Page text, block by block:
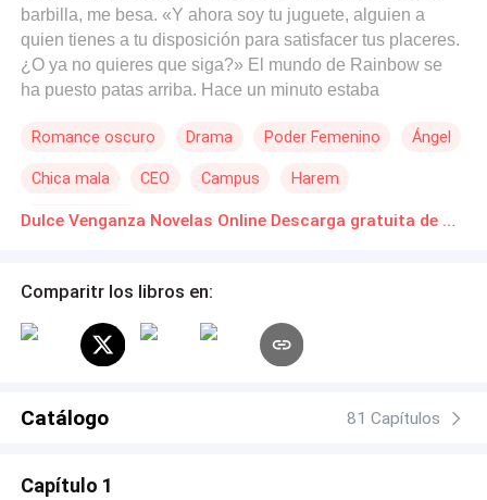
barbilla, me besa. «Y ahora soy tu juguete, alguien a
quien tienes a tu disposición para satisfacer tus placeres.
¿O ya no quieres que siga?» El mundo de Rainbow se
ha puesto patas arriba. Hace un minuto estaba
Jordan —el amigo de su ex prometido— hundida en la
el padre de su ex prometido. Todo empezó hace un mes,
cuando Rainbow descubrió que su prometido la estaba
antes de tiempo. Sus amigas le sugirieron que hiciera
y eso fue exactamente lo que hizo. Pero ahora se
encuentra atrapada entre tres hombres: Jordan, que le
imposible de ignorar; y el propio Jonathan, su ex
su corazón… y su cuerpo? ¿Y cuánto tiempo pasará
Romance oscuro Drama Poder Femenino Ángel
Chica mala CEO Campus Harem
Amor Secreto Dulce Venganza Novelas Online Descarga gratuita de PDF
Comparitr los libros en:
Catálogo 81 Capítulos
Capítulo 1